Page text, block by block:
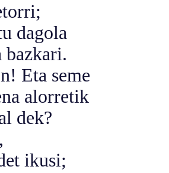
dagola
Eta seme
alorretik
dek?
ikusi;